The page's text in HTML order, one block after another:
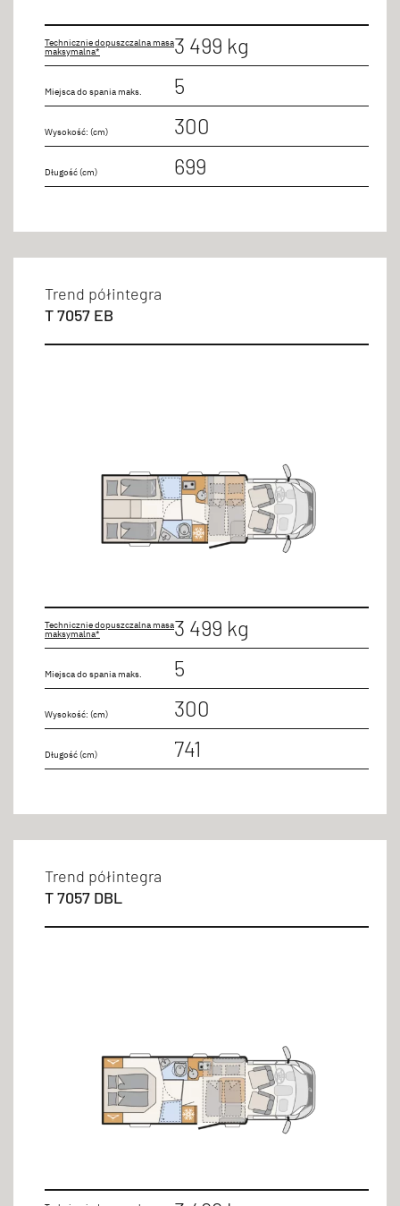
Technicznie dopuszczalna masa
maksymalna* 3 499 kg
Miejsca do spania maks. 5
Wysokość: (cm) 300
Długość (cm) 699
Trend półintegra
T 7057 EB
Technicznie dopuszczalna masa
maksymalna* 3 499 kg
Miejsca do spania maks. 5
Wysokość: (cm) 300
Długość (cm) 741
Trend półintegra
T 7057 DBL